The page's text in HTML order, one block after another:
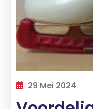
29 Mei 2024